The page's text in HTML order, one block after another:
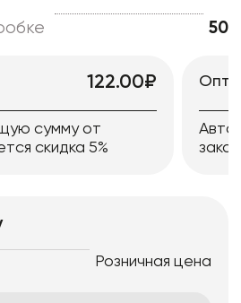
50
122.00₽
сумму от
скидка 5%
Розничная цена